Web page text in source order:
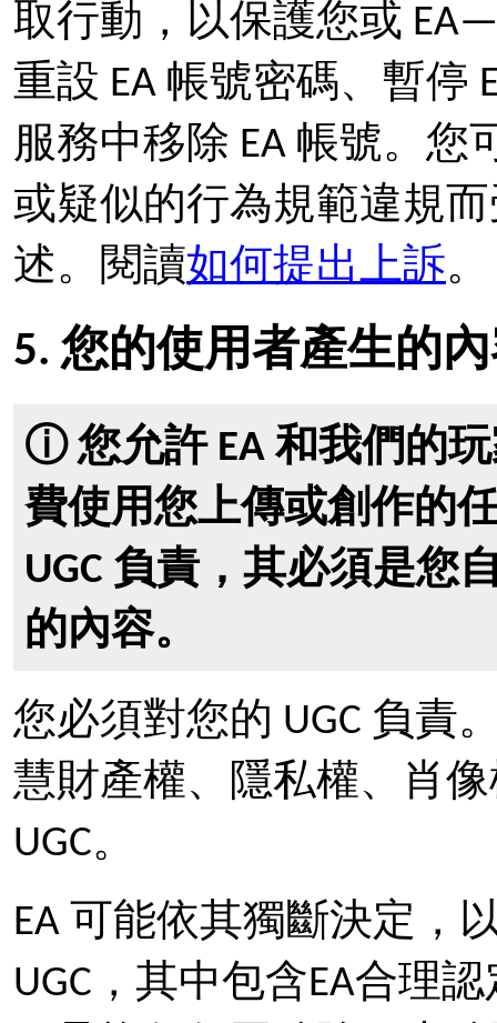
取行動，以保護您或
重設 EA 帳號密碼、暫停
服務中移除 EA 帳號。您
或疑似的行為規範違規
述。閱讀如何提出上訴。
5. 您的使用者產生的內
ⓘ 您允許 EA 和我們的
費使用您上傳或創作的
UGC 負責，其必須是您
的內容。
您必須對您的 UGC 負責
慧財產權、隱私權、肖
UGC。
EA 可能依其獨斷決定，
UGC，其中包含EA合理